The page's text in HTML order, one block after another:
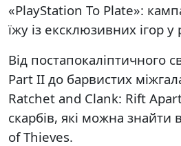
«PlayStation To Plate»:
їжу із ексклюзивних ігор у
Від постапокаліптичного
Part II до барвистих
Ratchet and Clank: Rift
скарбів, які можна
of Thieves.